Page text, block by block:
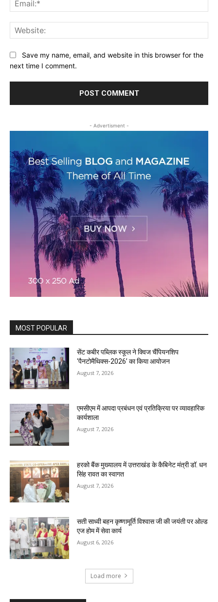
Save my name, email, and website in this browser for the
next time I comment.
- Advertisment -
MOST POPULAR
सेंट कबीर पब्लिक स्कूल ने क्विज चैंपियनशिप
‘पैनटोमैथिक्स-2026’ का किया आयोजन
August 7, 2026
एमसीएम में आपदा प्रबंधन एवं प्रतिक्रिया पर व्यावहारिक
कार्यशाला
August 7, 2026
हरको बैंक मुख्यालय में उत्तराखंड के कैबिनेट मंत्री डॉ. धन
सिंह रावत का स्वागत
August 7, 2026
सती साध्वी बहन कृष्णामूर्ति विश्वास जी की जयंती पर ओल्ड
एज होम में सेवा कार्य
August 6, 2026
Load more